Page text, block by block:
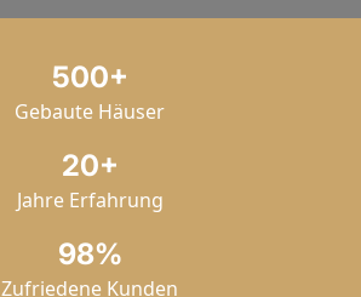
500+
Gebaute Häuser
20+
Jahre Erfahrung
98%
Zufriedene Kunden